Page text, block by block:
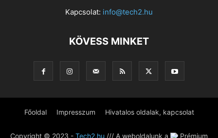
Kapcsolat: info@tech2.hu
KÖVESS MINKET
Főoldal Impresszum Hivatalos oldalak, kapcsolat
Copyright © 2023 - Tech2.hu /// A weboldalunk a Prémium